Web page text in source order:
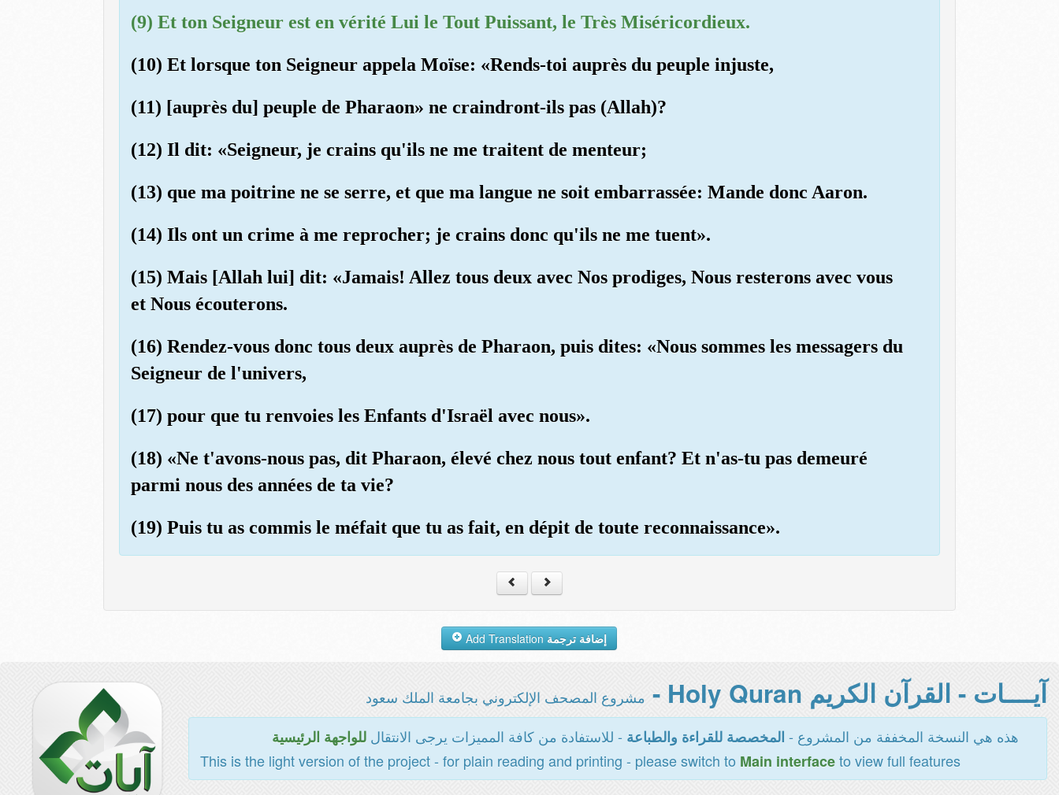
(9) Et ton Seigneur est en vérité Lui le Tout Puissant, le Très Miséricordieux.
(10) Et lorsque ton Seigneur appela Moïse: «Rends-toi auprès du peuple injuste,
(11) [auprès du] peuple de Pharaon» ne craindront-ils pas (Allah)?
(12) Il dit: «Seigneur, je crains qu'ils ne me traitent de menteur;
(13) que ma poitrine ne se serre, et que ma langue ne soit embarrassée: Mande donc Aaron.
(14) Ils ont un crime à me reprocher; je crains donc qu'ils ne me tuent».
(15) Mais [Allah lui] dit: «Jamais! Allez tous deux avec Nos prodiges, Nous resterons avec vous
et Nous écouterons.
(16) Rendez-vous donc tous deux auprès de Pharaon, puis dites: «Nous sommes les messagers du
Seigneur de l'univers,
(17) pour que tu renvoies les Enfants d'Israël avec nous».
(18) «Ne t'avons-nous pas, dit Pharaon, élevé chez nous tout enfant? Et n'as-tu pas demeuré
parmi nous des années de ta vie?
(19) Puis tu as commis le méfait que tu as fait, en dépit de toute reconnaissance».
إضافة ترجمة
آيــــات - القرآن الكريم Holy Quran - مشروع المصحف الإلكتروني بجامعة الملك سعود
هذه هي النسخة المخففة من المشروع - المخصصة للقراءة والطباعة - للاستفادة من كافة المميزات يرجى الانتقالللواجهة الرئيسية
This is the light version of the project - for plain reading and printing - please switch to Main interfaceto view full features